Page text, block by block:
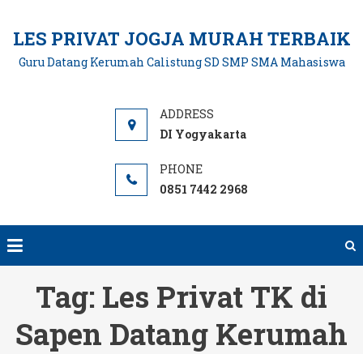
content
LES PRIVAT JOGJA MURAH TERBAIK
Guru Datang Kerumah Calistung SD SMP SMA Mahasiswa
DI Yogyakarta
0851 7442 2968
Tag: Les Privat TK di
Sapen Datang Kerumah